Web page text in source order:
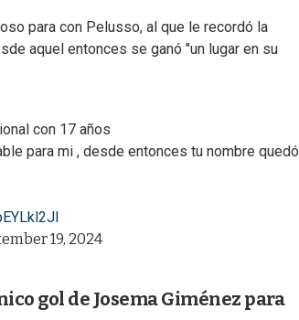
para con Pelusso, al que le recordó la
aquel entonces se ganó "un lugar en su
con 17 años
para mi , desde entonces tu nombre quedó
19, 2024
gol de Josema Giménez para